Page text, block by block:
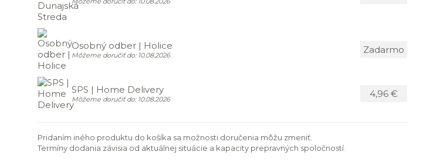
Osobný odber | Holice
Môžeme doručiť do: 10.08.2026 Zadarmo
SPS | Home Delivery
Môžeme doručiť do: 10.08.2026 4,96 €
Pridaním iného produktu do košíka sa možnosti doručenia môžu zmeniť.
Termíny dodania závisia od aktuálnej situácie a kapacity prepravných spoločností.